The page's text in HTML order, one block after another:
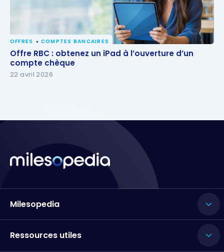
Offre RBC : obtenez un iPad à l’ouverture d’un
compte chèque
OFFRES COMPTES BANCAIRES
Offre RBC : obtenez un iPad à l’ouverture d’un
compte chèque
22 avril 2026
Milesopedia
Ressources utiles